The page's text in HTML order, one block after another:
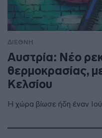
ΔΙΕΘΝΗ
Αυστρία: Νέο
θερμοκρασίας,
Κελσίου
Η χώρα βίωσε ήδη έναν